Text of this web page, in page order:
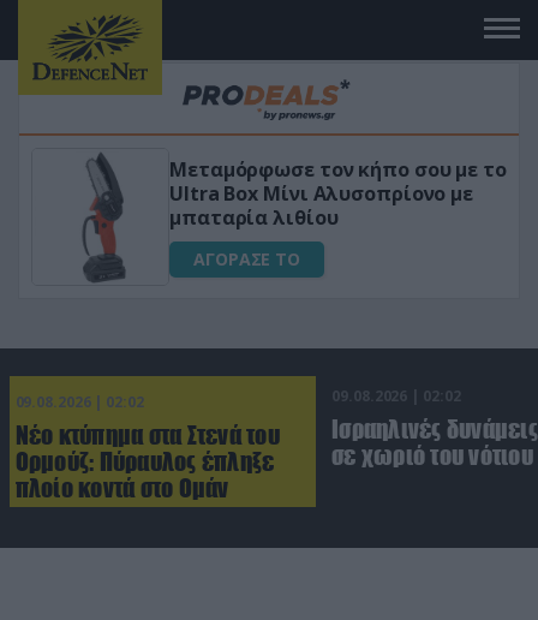
Μεταμόρφωσε τον κήπο σου με το
Ultra Box Μίνι Αλυσοπρίονο με
μπαταρία λιθίου
ΑΓΟΡΑΣΕ ΤΟ
09.08.2026 | 02:02
Νέο κτύπημα στα Στενά του
Ορμούζ: Πύραυλος έπληξε
πλοίο κοντά στο Ομάν
09.08.2026 | 02:02
Ισραηλινές
σε χωριό του